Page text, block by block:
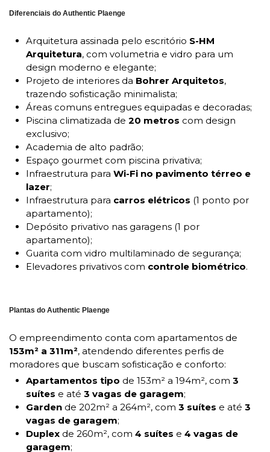
Diferenciais do Authentic Plaenge
Arquitetura assinada pelo escritório S-HM
Arquitetura, com volumetria e vidro para um
design moderno e elegante;
Projeto de interiores da Bohrer Arquitetos,
trazendo sofisticação minimalista;
Áreas comuns entregues equipadas e decoradas;
Piscina climatizada de 20 metros com design
exclusivo;
Academia de alto padrão;
Espaço gourmet com piscina privativa;
Infraestrutura para Wi-Fi no pavimento térreo e
lazer;
Infraestrutura para carros elétricos (1 ponto por
apartamento);
Depósito privativo nas garagens (1 por
apartamento);
Guarita com vidro multilaminado de segurança;
Elevadores privativos com controle biométrico.
Plantas do Authentic Plaenge
O empreendimento conta com apartamentos de
153m² a 311m², atendendo diferentes perfis de
moradores que buscam sofisticação e conforto:
Apartamentos tipo de 153m² a 194m², com 3
suítes e até 3 vagas de garagem;
Gardende 202m² a 264m², com 3 suítes e até 3
vagas de garagem;
Duplexde 260m², com 4 suítes e 4 vagas de
garagem;